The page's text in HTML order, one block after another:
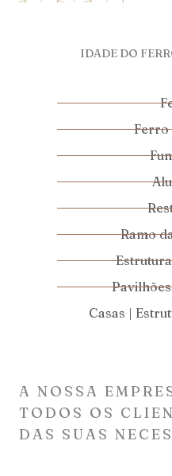
IDADE DO
Ferro
Ramo
Casas |
A NOSSA
TODOS OS
DAS SUAS